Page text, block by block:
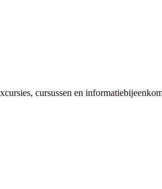
cursussen en